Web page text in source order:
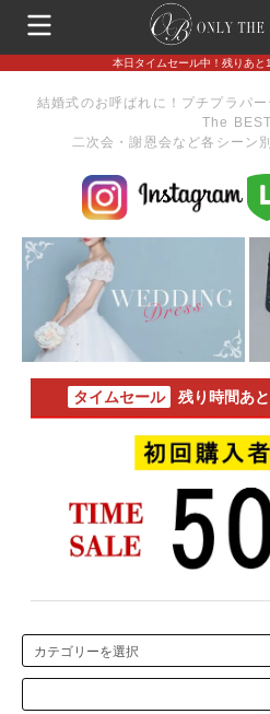
本日タイムセール中！残りあ
結婚式のお呼ばれに！プチプラパ
The BEST
二次会・謝恩会など各シーン
タイムセール 残り時間あ